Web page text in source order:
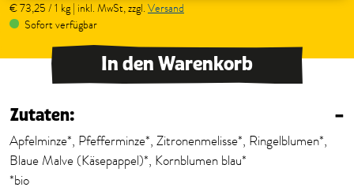
€ 73,25 / 1 kg | inkl. MwSt, zzgl. Versand
Sofort verfügbar
In den Warenkorb
Zutaten: –
Apfelminze*, Pfefferminze*, Zitronenmelisse*, Ringelblumen*,
Blaue Malve (Käsepappel)*, Kornblumen blau*
*bio